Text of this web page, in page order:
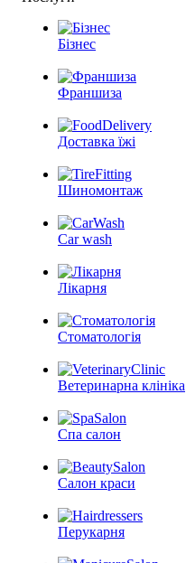
Бізнес
Франшиза
Доставка їжі
Шиномонтаж
Car wash
Лікарня
Стоматологія
Ветеринарна клініка
Спа салон
Салон краси
Перукарня